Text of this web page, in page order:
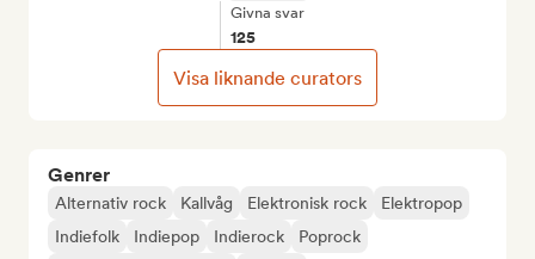
Genrer
Alternativ rock Kallvåg Elektronisk rock
Elektropop
Indiefolk
Indiepop Indierock
Poprock
Givna svar
125
Visa liknande curators